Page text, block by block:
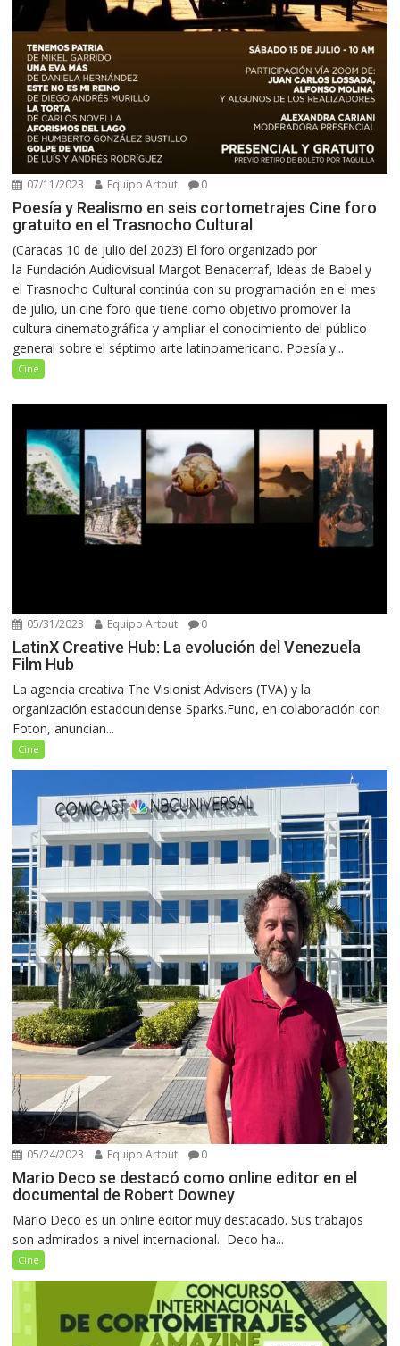
07/11/2023 Equipo Artout 0
Poesía y Realismo en seis cortometrajes Cine foro
gratuito en el Trasnocho Cultural
(Caracas 10 de julio del 2023) El foro organizado por
la Fundación Audiovisual Margot Benacerraf, Ideas de Babel y
el Trasnocho Cultural continúa con su programación en el mes
de julio, un cine foro que tiene como objetivo promover la
cultura cinematográfica y ampliar el conocimiento del público
general sobre el séptimo arte latinoamericano. Poesía y...
Cine
05/31/2023 Equipo Artout 0
LatinX Creative Hub: La evolución del Venezuela
Film Hub
La agencia creativa The Visionist Advisers (TVA) y la
organización estadounidense Sparks.Fund, en colaboración con
Foton, anuncian...
Cine
05/24/2023 Equipo Artout 0
Mario Deco se destacó como online editor en el
documental de Robert Downey
Mario Deco es un online editor muy destacado. Sus trabajos
son admirados a nivel internacional. Deco ha...
Cine